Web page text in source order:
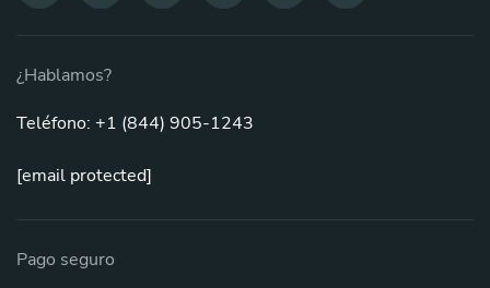
¿Hablamos?
Teléfono: +1 (844) 905-1243
[email protected]
Pago seguro